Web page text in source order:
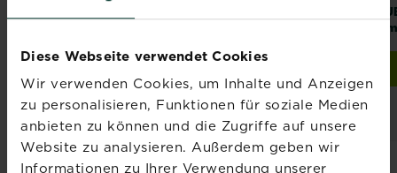
Diese Webseite verwendet Cookies
Wir verwenden Cookies, um Inhalte und Anzeigen
zu personalisieren, Funktionen für soziale Medien
anbieten zu können und die Zugriffe auf unsere
Website zu analysieren. Außerdem geben wir
Informationen zu Ihrer Verwendung unserer
SUBSTRAL® Wühlmaus-Falle Ultra Power
Händler und
vergleichen